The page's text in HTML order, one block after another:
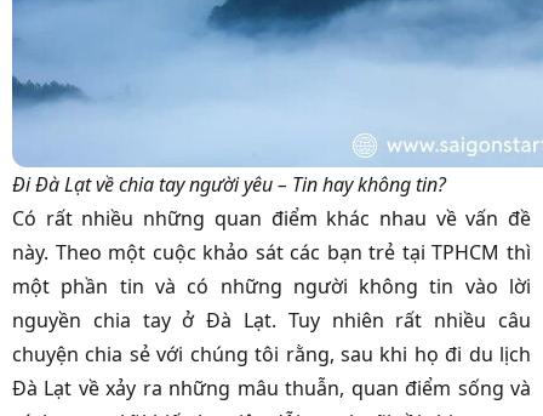
Đi Đà Lạt về chia tay người yêu – Tin hay không tin?
Có rất nhiều những quan điểm khác nhau về vấn đề
này. Theo một cuộc khảo sát các bạn trẻ tại TPHCM thì
một phần tin và có những người không tin vào lời
nguyền chia tay ở Đà Lạt. Tuy nhiên rất nhiều câu
chuyện chia sẻ với chúng tôi rằng, sau khi họ đi du lịch
Đà Lạt về xảy ra những mâu thuẫn, quan điểm sống và